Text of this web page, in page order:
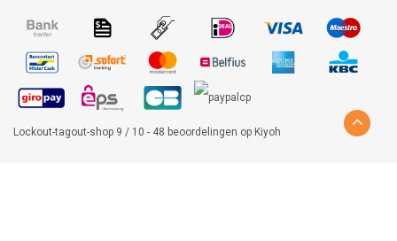
Lockout-tagout-shop 9 / 10 - 48 beoordelingen op Kiyoh